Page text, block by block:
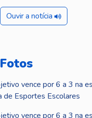
Ouvir a notícia
Fotos